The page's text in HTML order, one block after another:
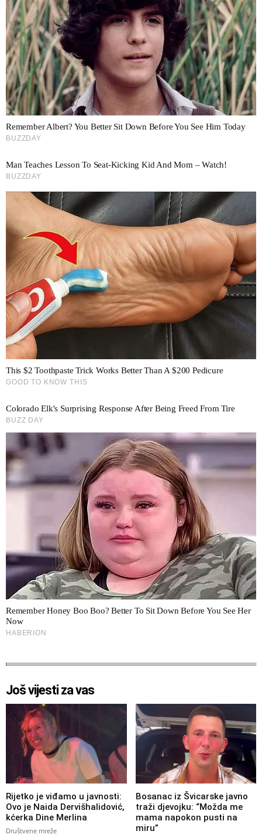
Još vijesti za vas
Rijetko je viđamo u javnosti:
Ovo je Naida Dervišhalidović,
kćerka Dine Merlina
Društvene mreže
Bosanac iz Švicarske javno
traži djevojku: “Možda me
mama napokon pusti na
miru”